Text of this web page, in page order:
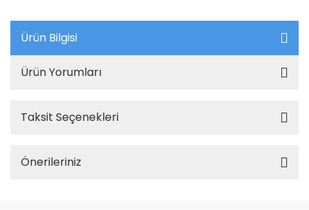
Ürün Bilgisi
Ürün Yorumları
Taksit Seçenekleri
Önerileriniz